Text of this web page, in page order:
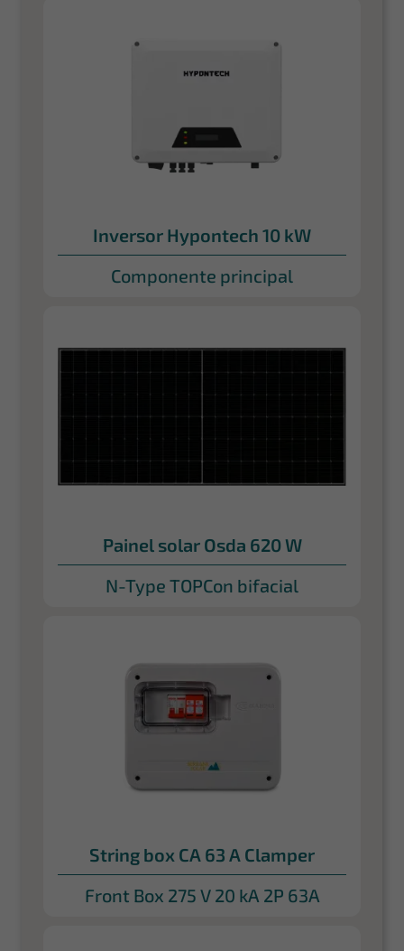
Inversor Hypontech 10 kW
Componente principal
Painel solar Osda 620 W
N-Type TOPCon bifacial
String box CA 63 A Clamper
Front Box 275 V 20 kA 2P 63A